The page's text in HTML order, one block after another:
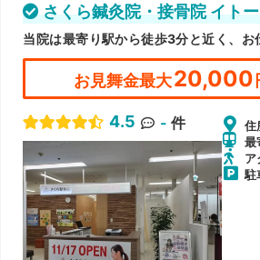
さくら鍼灸院・接骨院 イト
当院は最寄り駅から徒歩3分と近く、お
お見舞金最大20,000
4.5 - 件
住
最
ア
駐